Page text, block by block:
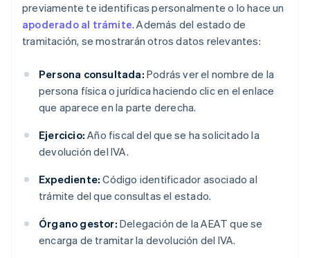
previamente te identificas personalmente o lo hace un
apoderado al trámite. Además del estado de
tramitación, se mostrarán otros datos relevantes:
Persona consultada: Podrás ver el nombre de la
persona física o jurídica haciendo clic en el enlace
que aparece en la parte derecha.
Ejercicio: Año fiscal del que se ha solicitado la
devolución del IVA.
Expediente: Código identificador asociado al
trámite del que consultas el estado.
Órgano gestor: Delegación de la AEAT que se
encarga de tramitar la devolución del IVA.